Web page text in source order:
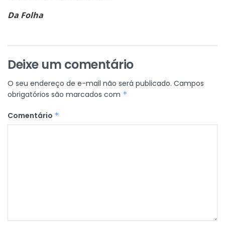
Da Folha
Deixe um comentário
O seu endereço de e-mail não será publicado. Campos
obrigatórios são marcados com *
Comentário *